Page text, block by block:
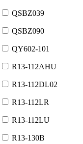
QSBZ039
QSBZ090
QY602-101
R13-112AHU
R13-112DL02
R13-112LR
R13-112LU
R13-130B